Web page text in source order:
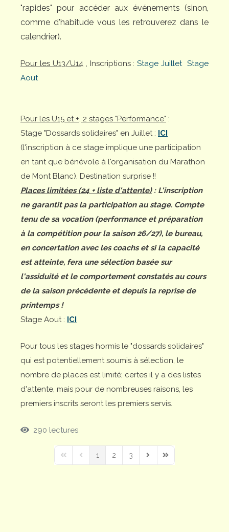
"rapides" pour accéder aux événements (sinon,
comme d'habitude vous les retrouverez dans le
calendrier).
Pour les U13/U14, Inscriptions :Stage Juillet Stage
Aout
Pour les U15 et +, 2 stages "Performance" :
Stage "Dossards solidaires" en Juillet : ICI
(l'inscription à ce stage implique une participation
en tant que bénévole à l'organisation du Marathon
de Mont Blanc). Destination surprise !!
Places limitées (24 + liste d'attente): L'inscription
ne garantit pas la participation au stage. Compte
tenu de sa vocation (performance et préparation
à la compétition pour la saison 26/27), le bureau,
en concertation avec les coachs et si la capacité
est atteinte, fera une sélection basée sur
l'assiduité et le comportement constatés au cours
de la saison précédente et depuis la reprise de
printemps !
Stage Aout : ICI
Pour tous les stages hormis le "dossards solidaires"
qui est potentiellement soumis à sélection, le
nombre de places est limité; certes il y a des listes
d'attente, mais pour de nombreuses raisons, les
premiers inscrits seront les premiers servis.
290 lectures
First PagePrevious Page
1 2 3
Next PageLast Page